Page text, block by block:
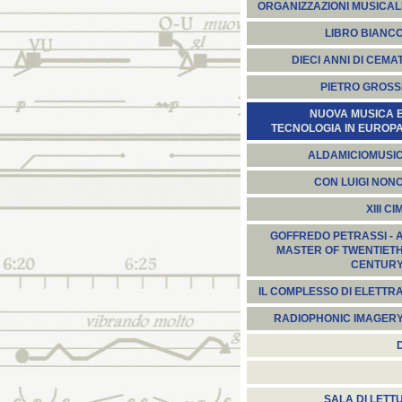
ORGANIZZAZIONI MUSICALI
LIBRO
DIECI ANNI DI
PIETRO GROSSI
NUOVA MUSICA
TECNOLOGIA IN EUROPA
ALDAMICIOMUSIC
CON LUIGI
XIII CIM
GOFFREDO PETRASSI - A
MASTER OF TWENTIETH
IL COMPLESSO DI ELETTRA
RADIOPHONIC
SALA DI